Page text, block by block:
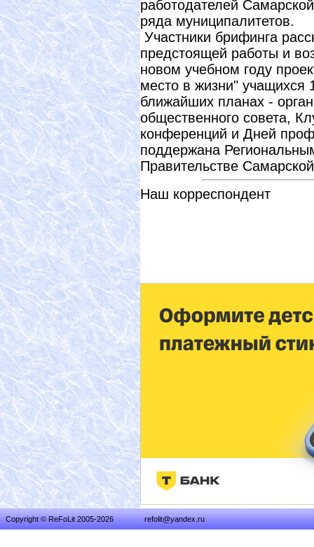
работодателей
ряда муниципалитетов.
Участники брифинга
предстоящей работы и
новом учебном году
место в жизни" учащихся
ближайших планах -
общественного совета,
конференций и Дней
поддержана
Правительстве
Наш корреспондент
Copyright © ReFoLit 2005-2026 refolit@yandex.ru